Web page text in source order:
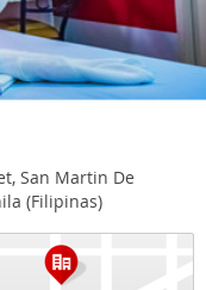
San Martin De
(Filipinas)